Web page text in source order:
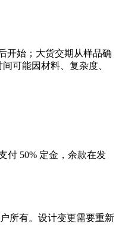
开始；大货交期从样品确
可能因材料、复杂度、
付 50% 定金，余款在发
所有。设计变更需要重新